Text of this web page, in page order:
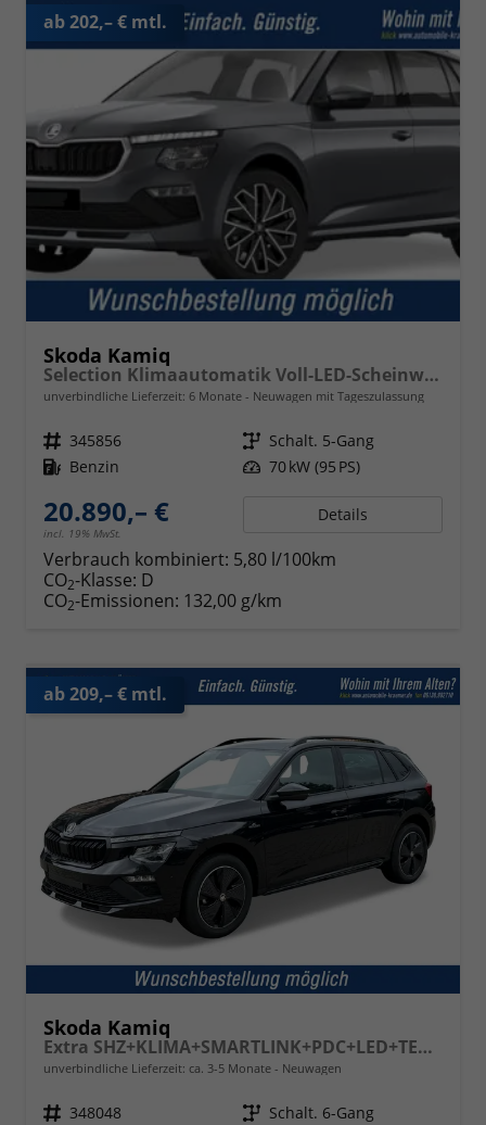
ab 202,– € mtl.
Skoda Kamiq
Selection Klimaautomatik Voll-LED-Scheinwerfer Tempomat
unverbindliche Lieferzeit: 6 Monate Neuwagen mit Tageszulassung
Fahrzeugnr. 345856 Getriebe Schalt. 5-Gang
Kraftstoff Benzin Leistung 70 kW (95 PS)
20.890,– €
incl. 19% MwSt.
Details
Verbrauch kombiniert: 5,80 l/100km
CO2-Klasse: D
CO2-Emissionen: 132,00 g/km
ab 209,– € mtl.
Skoda Kamiq
Extra SHZ+KLIMA+SMARTLINK+PDC+LED+TEMPOMAT
unverbindliche Lieferzeit: ca. 3-5 Monate Neuwagen
Fahrzeugnr. 348048 Getriebe Schalt. 6-Gang